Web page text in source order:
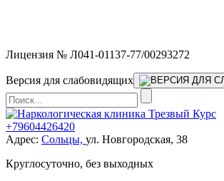
Лицензия № Л041-01137-77/00293272
Версия для слабовидящих
+79604426420
Адрес: Сольцы, ул. Новгородская, 38
Круглосуточно, без выходных